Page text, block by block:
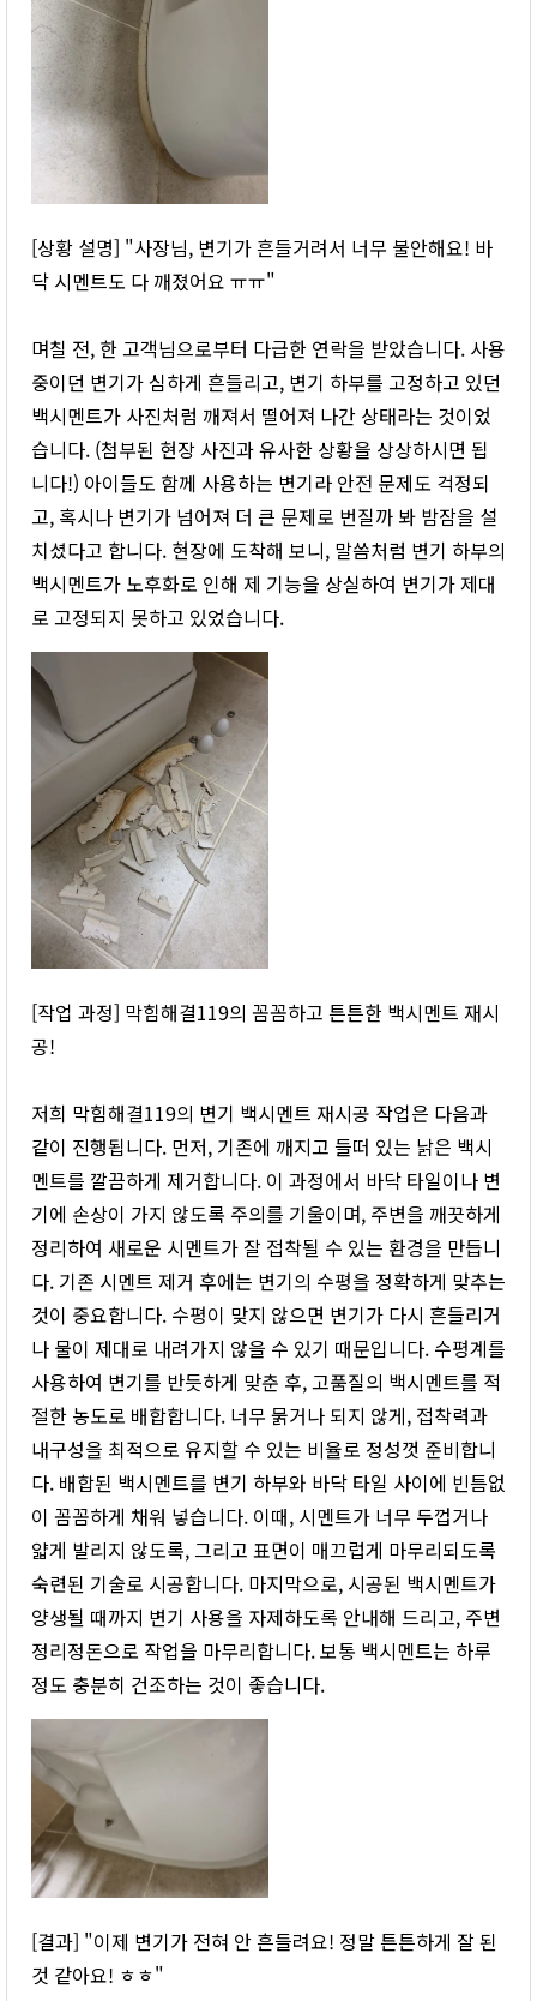
[상황 설명] "사장님, 변기가 흔들거려서 너무 불안해요! 바
닥 시멘트도 다 깨졌어요 ㅠㅠ"
며칠 전, 한 고객님으로부터 다급한 연락을 받았습니다. 사용
중이던 변기가 심하게 흔들리고, 변기 하부를 고정하고 있던
백시멘트가 사진처럼 깨져서 떨어져 나간 상태라는 것이었
습니다. (첨부된 현장 사진과 유사한 상황을 상상하시면 됩
니다!) 아이들도 함께 사용하는 변기라 안전 문제도 걱정되
고, 혹시나 변기가 넘어져 더 큰 문제로 번질까 봐 밤잠을 설
치셨다고 합니다. 현장에 도착해 보니, 말씀처럼 변기 하부의
백시멘트가 노후화로 인해 제 기능을 상실하여 변기가 제대
로 고정되지 못하고 있었습니다.
[작업 과정] 막힘해결119의 꼼꼼하고 튼튼한 백시멘트 재시
공!
저희 막힘해결119의 변기 백시멘트 재시공 작업은 다음과
같이 진행됩니다. 먼저, 기존에 깨지고 들떠 있는 낡은 백시
멘트를 깔끔하게 제거합니다. 이 과정에서 바닥 타일이나 변
기에 손상이 가지 않도록 주의를 기울이며, 주변을 깨끗하게
정리하여 새로운 시멘트가 잘 접착될 수 있는 환경을 만듭니
다. 기존 시멘트 제거 후에는 변기의 수평을 정확하게 맞추는
것이 중요합니다. 수평이 맞지 않으면 변기가 다시 흔들리거
나 물이 제대로 내려가지 않을 수 있기 때문입니다. 수평계를
사용하여 변기를 반듯하게 맞춘 후, 고품질의 백시멘트를 적
절한 농도로 배합합니다. 너무 묽거나 되지 않게, 접착력과
내구성을 최적으로 유지할 수 있는 비율로 정성껏 준비합니
다. 배합된 백시멘트를 변기 하부와 바닥 타일 사이에 빈틈없
이 꼼꼼하게 채워 넣습니다. 이때, 시멘트가 너무 두껍거나
얇게 발리지 않도록, 그리고 표면이 매끄럽게 마무리되도록
숙련된 기술로 시공합니다. 마지막으로, 시공된 백시멘트가
양생될 때까지 변기 사용을 자제하도록 안내해 드리고, 주변
정리정돈으로 작업을 마무리합니다. 보통 백시멘트는 하루
정도 충분히 건조하는 것이 좋습니다.
[결과] "이제 변기가 전혀 안 흔들려요! 정말 튼튼하게 잘 된
것 같아요! ㅎㅎ"